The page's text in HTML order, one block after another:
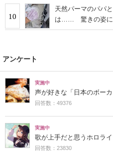
10
天然パーマのパパ
は…… 驚きの姿に
アンケート
実施中
声が好きな「日本のボー
回答数：49376
実施中
歌が上手だと思うホロラ
回答数：23830